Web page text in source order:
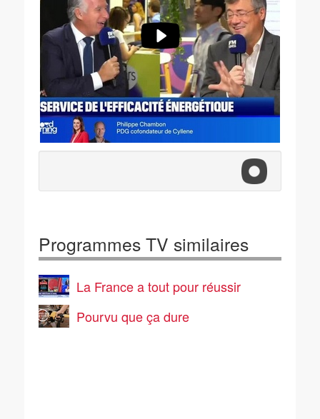
Programmes TV similaires
La France a tout pour réussir
Pourvu que ça dure